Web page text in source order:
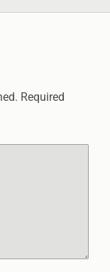
Required